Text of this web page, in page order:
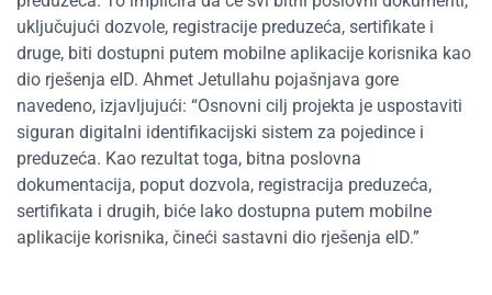
uključujući dozvole, registracije preduzeća, sertifikate i
druge, biti dostupni putem mobilne aplikacije korisnika kao
dio rješenja eID. Ahmet Jetullahu pojašnjava gore
navedeno, izjavljujući: “Osnovni cilj projekta je uspostaviti
siguran digitalni identifikacijski sistem za pojedince i
preduzeća. Kao rezultat toga, bitna poslovna
dokumentacija, poput dozvola, registracija preduzeća,
sertifikata i drugih, biće lako dostupna putem mobilne
aplikacije korisnika, čineći sastavni dio rješenja eID.”